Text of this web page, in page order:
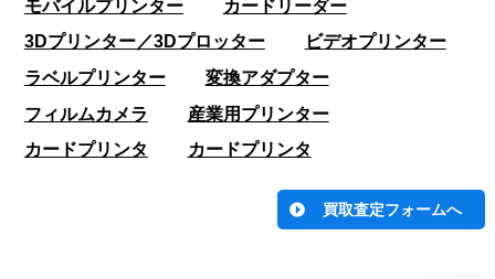
モバイルプリンター
カードリーダー
3Dプリンター／3Dプロッター
ビデオプリンター
ラベルプリンター
変換アダプター
フィルムカメラ
産業用プリンター
カードプリンタ
カードプリンタ